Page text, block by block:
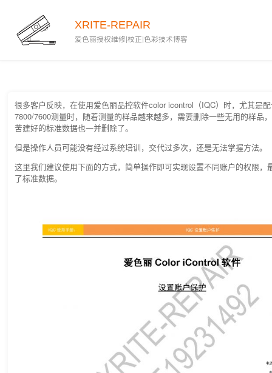
XRITE-REPAIR
爱色丽授权维修|校正|色彩技术博客
很多客户反映，在使用爱色丽品控软件color icontrol（IQC）时，尤其是
7800/7600测量时，随着测量的样品越来越多，需要删除一些无用的样品
苦建好的标准数据也一并删除了。
但是操作人员可能没有经过系统培训，交代过多次，还是无法掌握方法。
这里我们建议使用下面的方式，简单操作即可实现设置不同账户的权限，
了标准数据。